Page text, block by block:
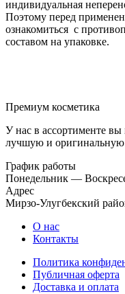
индивидуальная
Поэтому перед
ознакомиться с
составом на упаковке.
Премиум косметика
У нас в ассортименте
лучшую и
График работы
Понедельник —
Адрес
Мирзо-Улугбекский
О нас
Контакты
Политика
Публичная оферта
Доставка и оплата